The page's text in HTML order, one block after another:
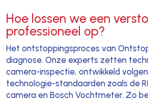
Hoe lossen we een
professioneel op?
Het ontstoppingsproces van
diagnose. Onze experts zetten
camera-inspectie, ontwikkeld
technologie-standaarden zoals de
camera en Bosch Vochtmeter. Zo